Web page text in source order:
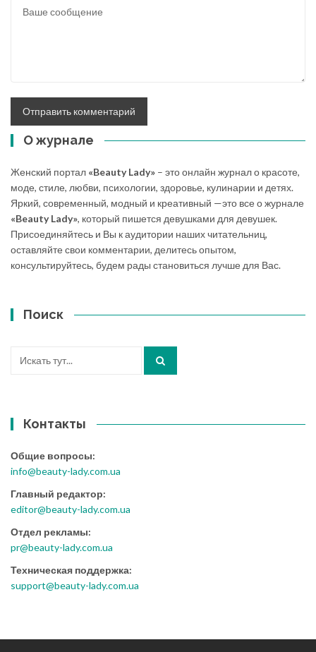
О журнале
Женский портал «Beauty Lady» – это онлайн журнал о красоте,
моде, стиле, любви, психологии, здоровье, кулинарии и детях.
Яркий, современный, модный и креативный —это все о журнале
«Beauty Lady», который пишется девушками для девушек.
Присоединяйтесь и Вы к аудитории наших читательниц,
оставляйте свои комментарии, делитесь опытом,
консультируйтесь, будем рады становиться лучше для Вас.
Поиск
Контакты
Общие вопросы:
info@beauty-lady.com.ua
Главный редактор:
editor@beauty-lady.com.ua
Отдел рекламы:
pr@beauty-lady.com.ua
Техническая поддержка:
support@beauty-lady.com.ua